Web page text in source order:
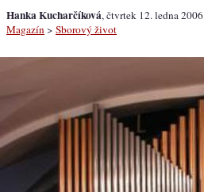
Hanka Kucharčíková, čtvrtek 12. ledna 2006
Magazín > Sborový život